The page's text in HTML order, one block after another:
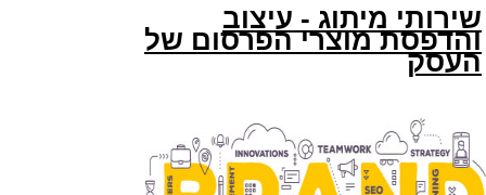
שירותי מיתוג - עיצוב
והדפסת מוצרי הפרסום של
העסק